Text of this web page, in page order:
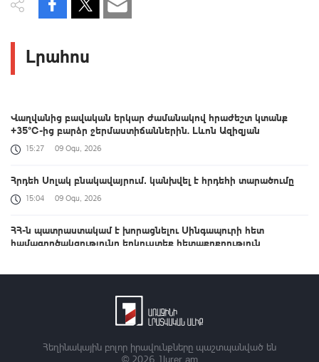
Լրահոս
Վաղվանից բավական երկար ժամանակով հրաժեշտ կտանք
+35°C-ից բարձր ջերմաստիճաններին. Լևոն Ազիզյան
15:27 09 Օգս, 2026
Հրդեհ Սոլակ բնակավայրում․ կանխվել է հրդեհի տարածումը
15:04 09 Օգս, 2026
ՀՀ-ն պատրաստակամ է խորացնելու Սինգապուրի հետ
համագործակցությունը երկուստեք հետաքրքրություն
14:45 09 Օգս, 2026
Երևանի Սուրբ Աննա եկեղեցում մասնակցեցի սուրբ և անմահ
Հեղինակային բոլոր իրավունքները պաշտպանված են
© 2026 1lurer.am